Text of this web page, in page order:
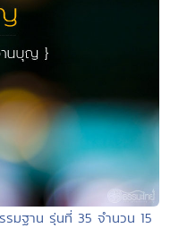
มฐาน รุ่นที่ 35 จำนวน 15